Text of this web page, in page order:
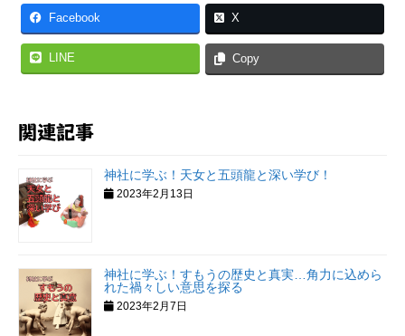
Facebook X
LINE Copy
関連記事
神社に学ぶ！天女と五頭龍と深い学び！
2023年2月13日
神社に学ぶ！すもうの歴史と真実…角力に込めら
れた禍々しい意思を探る
2023年2月7日